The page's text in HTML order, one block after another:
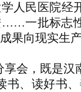
人民医院经
一批标志
果向现实生产
享会，既是汉
书、读好书